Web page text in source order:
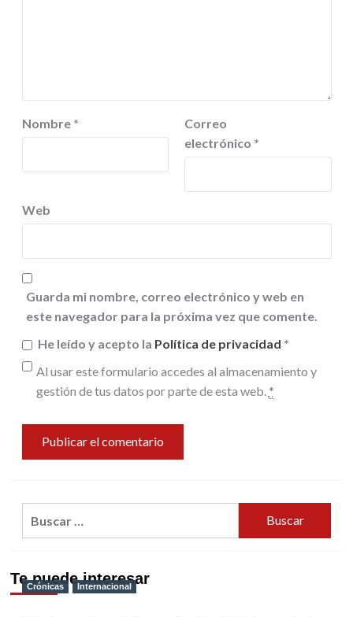
Nombre *
Correo
electrónico *
Web
Guarda mi nombre, correo electrónico y web en
este navegador para la próxima vez que comente.
He leído y acepto la Política de privacidad *
Al usar este formulario accedes al almacenamiento y
gestión de tus datos por parte de esta web. *
Te puede interesar
Crónicas Internacional